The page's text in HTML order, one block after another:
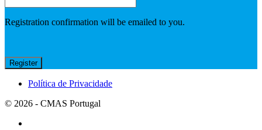
Registration confirmation will be emailed to you.
Política de Privacidade
© 2026 - CMAS Portugal